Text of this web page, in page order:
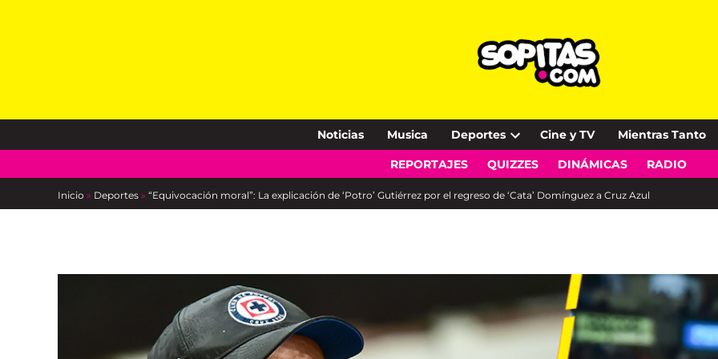
Noticias Musica Deportes
Open
dropdown
Cine y TV Mientras Tanto
REPORTAJES QUIZZES DINÁMICAS RADIO
Inicio » Deportes » “Equivocación moral”: La explicación de ‘Potro’ Gutiérrez por el regreso de ‘Cata’ Domínguez a Cruz Azul